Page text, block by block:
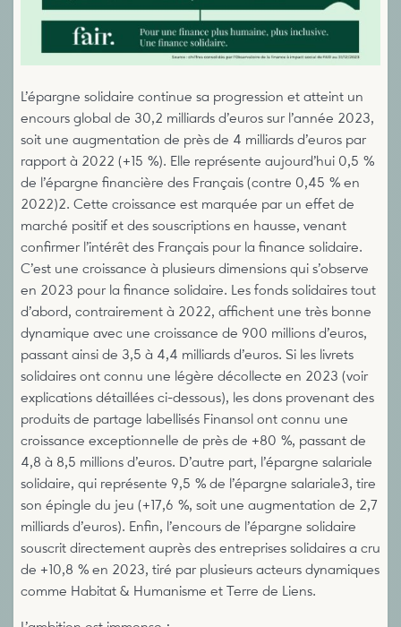
L’épargne solidaire continue sa progression et atteint un
encours global de 30,2 milliards d’euros sur l’année 2023,
soit une augmentation de près de 4 milliards d’euros par
rapport à 2022 (+15 %). Elle représente aujourd’hui 0,5 %
de l’épargne financière des Français (contre 0,45 % en
2022)2. Cette croissance est marquée par un effet de
marché positif et des souscriptions en hausse, venant
confirmer l’intérêt des Français pour la finance solidaire.
C’est une croissance à plusieurs dimensions qui s’observe
en 2023 pour la finance solidaire. Les fonds solidaires tout
d’abord, contrairement à 2022, affichent une très bonne
dynamique avec une croissance de 900 millions d’euros,
passant ainsi de 3,5 à 4,4 milliards d’euros. Si les livrets
solidaires ont connu une légère décollecte en 2023 (voir
explications détaillées ci-dessous), les dons provenant des
produits de partage labellisés Finansol ont connu une
croissance exceptionnelle de près de +80 %, passant de
4,8 à 8,5 millions d’euros. D’autre part, l’épargne salariale
solidaire, qui représente 9,5 % de l’épargne salariale3, tire
son épingle du jeu (+17,6 %, soit une augmentation de 2,7
milliards d’euros). Enfin, l’encours de l’épargne solidaire
souscrit directement auprès des entreprises solidaires a cru
de +10,8 % en 2023, tiré par plusieurs acteurs dynamiques
comme Habitat & Humanisme et Terre de Liens.